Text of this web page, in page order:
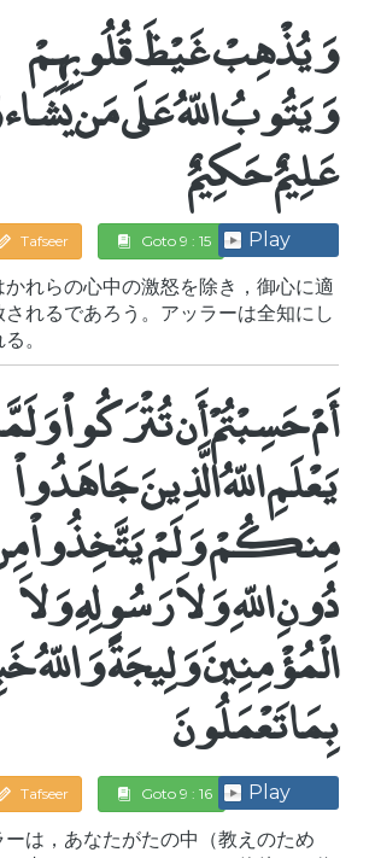
وَيُذْهِبْ غَيْظَ قُلُوبِهِمْ
وَيَتُوبُ اللّهُ عَلَى مَن يَشَاء
عَلِيمٌ حَكِيمٌ
Tafseer Goto 9 : 15 Play
かれらの心中の激怒を除き，御心に適
されるであろう。アッラーは全知にし
。
أَمْ حَسِبْتُمْ أَن تُتْرَكُواْ
يَعْلَمِ اللّهُ الَّذِينَ جَاهَدُواْ
مِنكُمْ وَلَمْ يَتَّخِذُواْ
دُونِ اللّهِ وَلاَ رَسُولِهِ وَلاَ
الْمُؤْمِنِينَ وَلِيجَةً وَاللّهُ
بِمَا تَعْمَلُونَ
Tafseer Goto 9 : 16 Play
は，あなたがたの中（教えのため